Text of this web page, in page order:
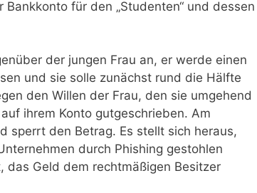
für den „Studenten“ und dessen
der jungen Frau an, er werde einen
und sie solle zunächst rund die Hälfte
den Willen der Frau, den sie umgehend
ihrem Konto gutgeschrieben. Am
sperrt den Betrag. Es stellt sich heraus,
durch Phishing gestohlen
Geld dem rechtmäßigen Besitzer